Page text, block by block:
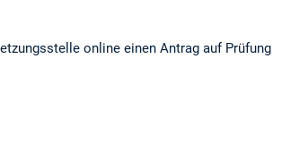
online einen Antrag auf Prüfung